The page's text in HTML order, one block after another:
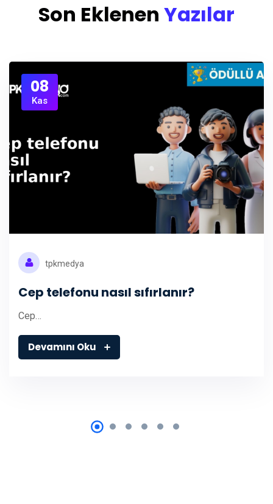
Son Eklenen Yazılar
08
Kas
tpkmedya
Cep telefonu nasıl sıfırlanır?
Cep…
Devamını Oku